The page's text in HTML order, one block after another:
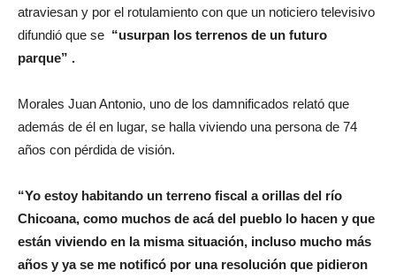
atraviesan y por el rotulamiento con que un noticiero televisivo
difundió que se “usurpan los terrenos de un futuro
parque” .
Morales Juan Antonio, uno de los damnificados relató que
además de él en lugar, se halla viviendo una persona de 74
años con pérdida de visión.
“Yo estoy habitando un terreno fiscal a orillas del río
Chicoana, como muchos de acá del pueblo lo hacen y que
están viviendo en la misma situación, incluso mucho más
años y ya se me notificó por una resolución que pidieron